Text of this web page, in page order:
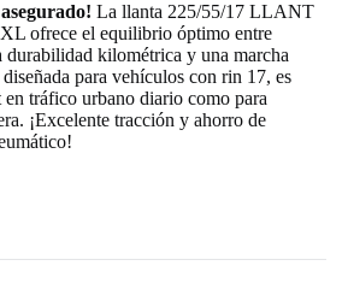
La llanta 225/55/17 LLANT
ofrece el equilibrio óptimo entre
durabilidad kilométrica y una marcha
para vehículos con rin 17, es
tráfico urbano diario como para
¡Excelente tracción y ahorro de